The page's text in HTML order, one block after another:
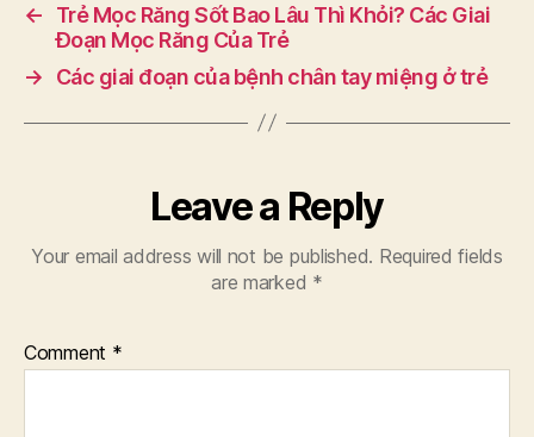
←
Trẻ Mọc Răng Sốt Bao Lâu Thì Khỏi? Các Giai
Đoạn Mọc Răng Của Trẻ
→
Các giai đoạn của bệnh chân tay miệng ở trẻ
Leave a Reply
Your email address will not be published. Required fields
are marked *
Comment *